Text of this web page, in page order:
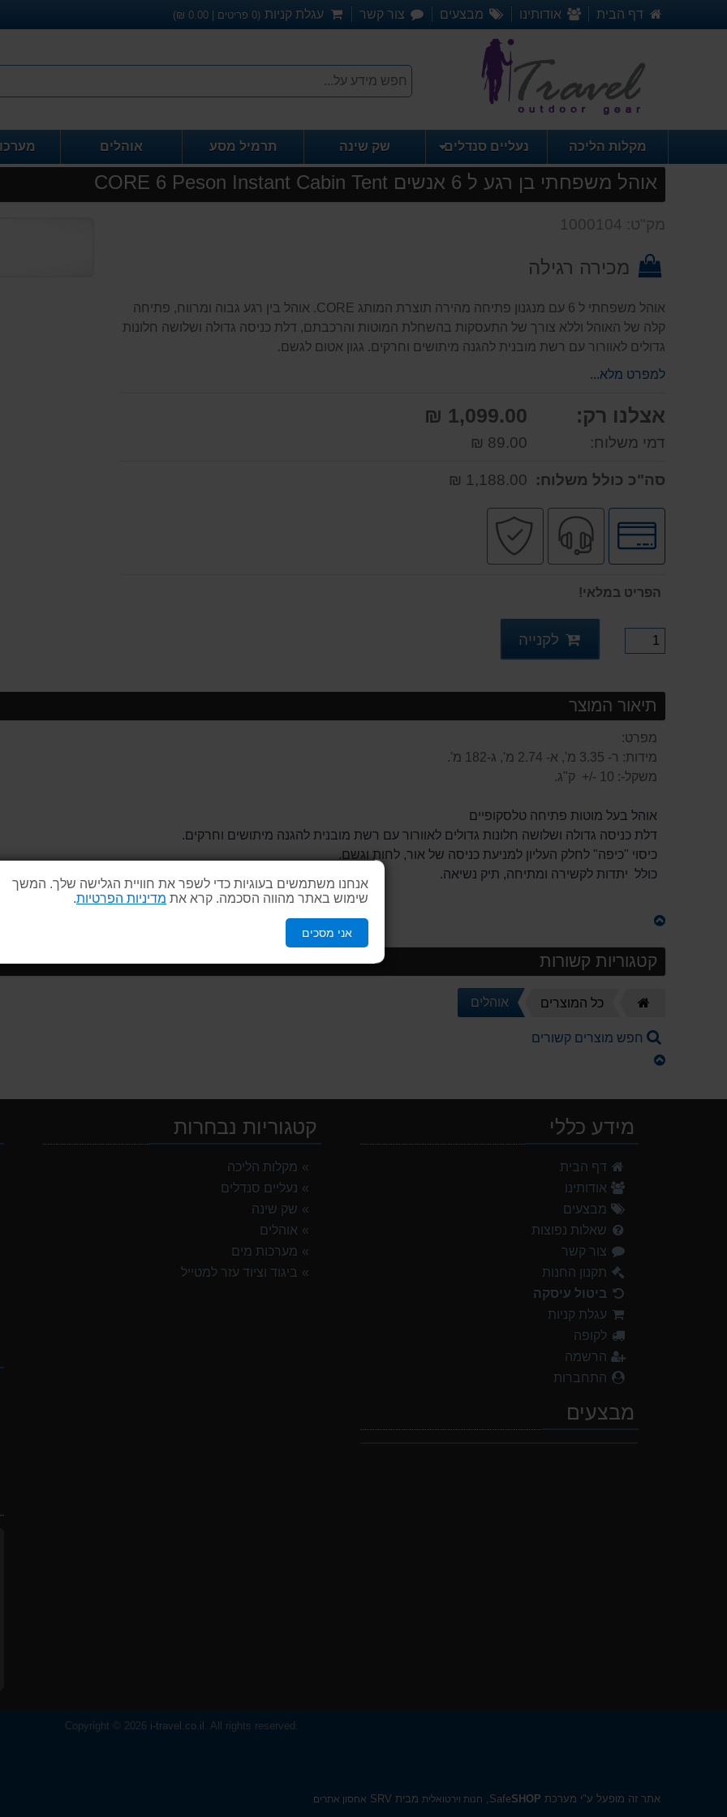
אנחנו משתמשים בעוגיות כדי לשפר את חוויית הגלישה שלך. המשך
שימוש באתר מהווה הסכמה. קרא את מדיניות הפרטיות.
אני מסכים
דף הבית אודותינו מבצעים צור קשר עגלת קניות (
0פריטים | 0.00
₪)
מקלות הליכה נעליים סנדלים שק שינה תרמיל מסע אוהלים
אוהל משפחתי בן רגע ל 6 אנשים CORE 6 Peson Instant Cabin Tent
מק"ט: 1000104
מכירה רגילה
אוהל משפחתי ל 6 עם מנגנון פתיחה מהירה תוצרת המותג CORE. אוהל בין רגע גבוה ומרווח, פתיחה
קלה של האוהל וללא צורך של התעסקות בהשחלת המוטות והרכבתם, דלת כניסה גדולה ושלושה חלונות
גדולים לאוורור עם רשת מובנית להגנה מיתושים וחרקים. גגון אטום לגשם.
למפרט מלא...
אצלנו רק: 1,099.00 ₪
דמי משלוח: 89.00 ₪
סה"כ כולל משלוח: 1,188.00 ₪
לחץ
לאפשרויות
תשלומים
שירות
מקצועי
הפריט במלאי!
לקנייה
תיאור המוצר
מפרט:
מידות: ר- 3.35 מ', א- 2.74 מ', ג-182 מ'.
משקל-: 10 -/+ ק"ג.
אוהל בעל מוטות פתיחה טלסקופיים
דלת כניסה גדולה ושלושה חלונות גדולים לאוורור עם רשת מובנית להגנה מיתושים וחרקים.
כיסוי "כיפה" לחלק העליון למניעת כניסה של אור, לחות וגשם.
כולל יתדות לקשירה ומתיחה, תיק נשיאה.
קטגוריות קשורות
כל המוצרים אוהלים
חפש מוצרים קשורים
מידע כללי
דף הבית
אודותינו
מבצעים
שאלות נפוצות
צור קשר
תקנון החנות
ביטול עיסקה
עגלת קניות
לקופה
הרשמה
התחברות
מבצעים
קטגוריות נבחרות
מקלות הליכה
נעליים סנדלים
שק שינה
אוהלים
מערכות מים
ביגוד וציוד עזר למטייל
Copyright © 2026 i-travel.co.il . All rights reserved.
אתר זה מופעל ע"י מערכת Safe SHOP
, חנות וירטואלית מבית SRV אחסון אתרים